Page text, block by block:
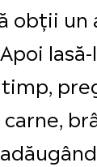
obții un
lasă-